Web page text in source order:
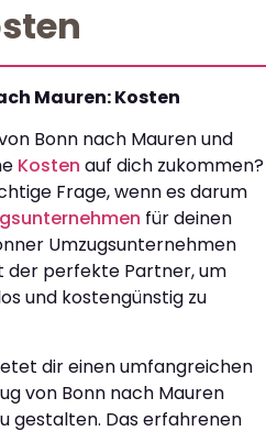
Mauren: Kosten
Bonn nach Mauren und
Kosten auf dich zukommen?
Frage, wenn es darum
für deinen
Umzugsunternehmen
der perfekte Partner, um
und kostengünstig zu
dir einen umfangreichen
von Bonn nach Mauren
gestalten. Das erfahrenen